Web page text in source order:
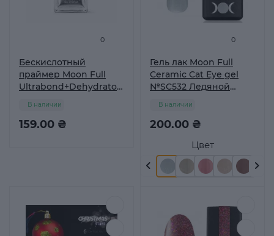
0
Бескислотный
праймер Moon Full
Ultrabond+Dehydrator
159.00 ₴
В наличии
0
Гель лак Moon Full
Ceramic Cat Eye gel
№SC532 Ледяной
Цвет
200.00 ₴
В наличии